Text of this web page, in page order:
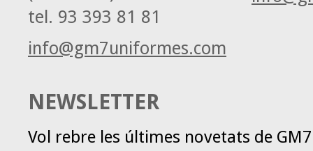
tel. 93 393 81 81
info@gm7uniformes.com
NEWSLETTER
Vol rebre les últimes novetats de